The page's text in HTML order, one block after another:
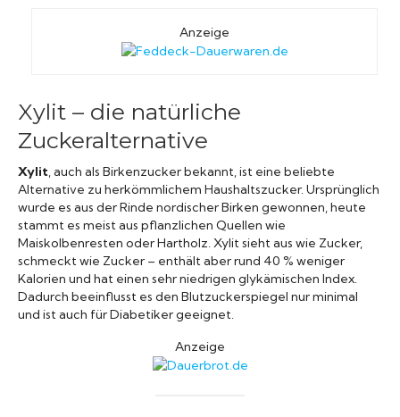
Anzeige
Xylit – die natürliche
Zuckeralternative
Xylit , auch als Birkenzucker bekannt, ist eine beliebte
Alternative zu herkömmlichem Haushaltszucker. Ursprünglich
wurde es aus der Rinde nordischer Birken gewonnen, heute
stammt es meist aus pflanzlichen Quellen wie
Maiskolbenresten oder Hartholz. Xylit sieht aus wie Zucker,
schmeckt wie Zucker – enthält aber rund 40 % weniger
Kalorien und hat einen sehr niedrigen glykämischen Index.
Dadurch beeinflusst es den Blutzuckerspiegel nur minimal
und ist auch für Diabetiker geeignet.
Anzeige